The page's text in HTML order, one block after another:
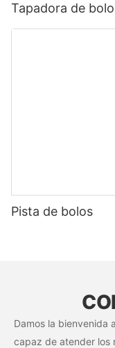
Tapadora de
Pista de bolos
Damos la bienvenida
capaz de atender los